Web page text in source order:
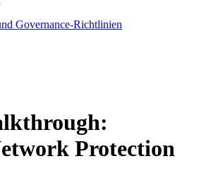
Governance-Richtlinien
Protection